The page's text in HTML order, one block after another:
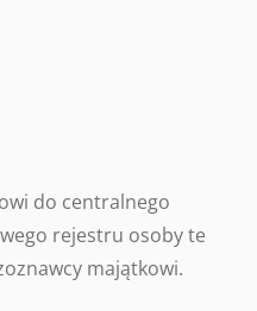
do centralnego
rejestru osoby te
majątkowi.